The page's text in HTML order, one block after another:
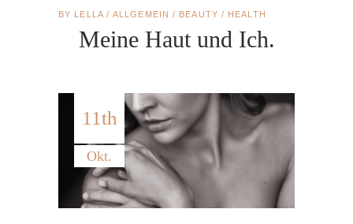
BY LELLA ALLGEMEIN / BEAUTY / HEALTH
Meine Haut und Ich.
11th
Okt.